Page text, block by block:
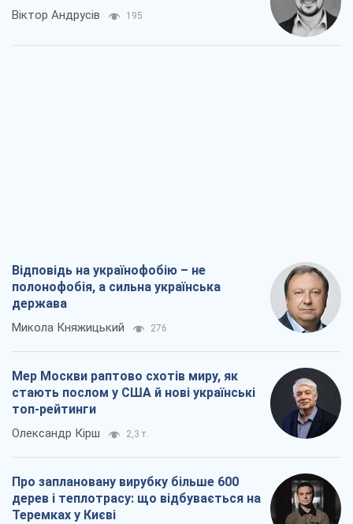
Віктор Андрусів 195
Відповідь на українофобію – не
полонофобія, а сильна українська
держава
Микола Княжицький 276
Мер Москви раптово схотів миру, як
стають послом у США й нові українські
топ-рейтинги
Олександр Кірш 2,3 т.
Про заплановану вирубку більше 600
дерев і теплотрасу: що відбувається на
Теремках у Києві